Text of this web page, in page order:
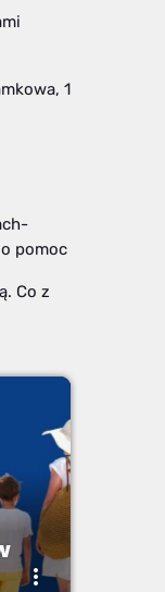
1
pomoc
Co z
more_vert